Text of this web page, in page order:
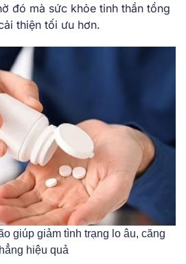
đó mà sức khỏe tinh thần tổng
thiện tối ưu hơn.
giúp giảm tình trạng lo âu, căng
hiệu quả